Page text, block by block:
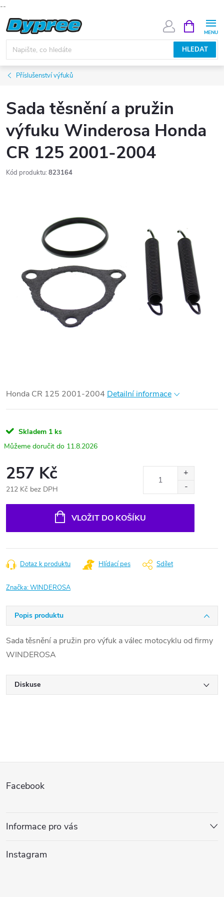
--
Přejít
na
obsah
HLEDAT
NÁKUPNÍ
KOŠÍK
Příslušenství výfuků
Sada těsnění a pružin
výfuku Winderosa Honda
CR 125 2001-2004
Kód produktu: 823164
Honda CR 125 2001-2004 Detailní informace
Skladem 1 ks
11.8.2026
257 Kč
212 Kč bez DPH
VLOŽIT DO KOŠÍKU
Dotaz k produktu Hlídací pes Sdílet
Značka:WINDEROSA
Popis produktu
Sada těsnění a pružin pro výfuk a válec motocyklu od firmy
WINDEROSA
Diskuse
p
a
Facebook
Informace pro vás
Instagram